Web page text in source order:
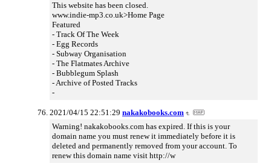
This website has been closed.
www.indie-mp3.co.uk>Home Page
Featured
- Track Of The Week
- Egg Records
- Subway Organisation
- The Flatmates Archive
- Bubblegum Splash
- Archive of Posted Tracks
-
2021/04/15 22:51:29 nakakobooks.com
Warning! nakakobooks.com has expired. If this is your
domain name you must renew it immediately before it is
deleted and permanently removed from your account. To
renew this domain name visit http://w